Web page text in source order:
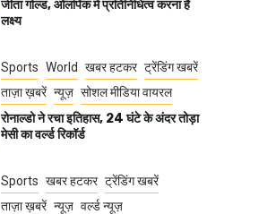
जीता गोल्ड, ओलंपिक में प्रतिनिधित्व करना है
लक्ष्य
Sports World खबर हटकर ट्रेंडिंग खबरें
ताज़ा ख़बरें न्यूज़ सोशल मीडिया वायरल
रोनाल्डो ने रचा इतिहास, 24 घंटे के अंदर तोड़ा
मेसी का वर्ल्ड रिकॉर्ड
Sports खबर हटकर ट्रेंडिंग खबरें
ताज़ा ख़बरें न्यूज़ वर्ल्ड न्यूज़